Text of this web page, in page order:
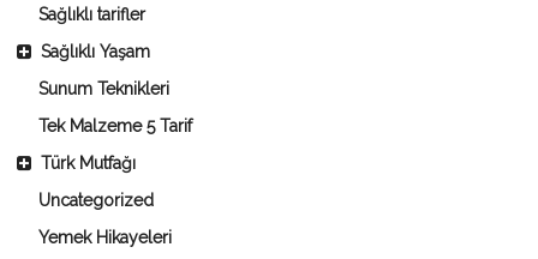
Sağlıklı tarifler
Sağlıklı Yaşam
Sunum Teknikleri
Tek Malzeme 5 Tarif
Türk Mutfağı
Uncategorized
Yemek Hikayeleri